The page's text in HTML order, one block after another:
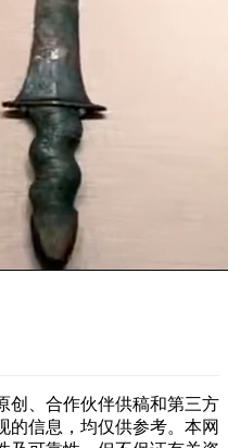
创、合作伙伴供稿和第三方
的信息，均仅供参考。本网